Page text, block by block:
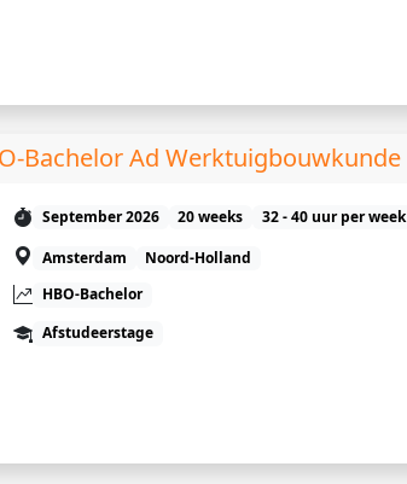
Bachelor Ad Werktuigbouwkunde
September 2026 20 weeks
32 - 40 uur per week
Amsterdam
Noord-Holland
HBO-Bachelor
Afstudeerstage